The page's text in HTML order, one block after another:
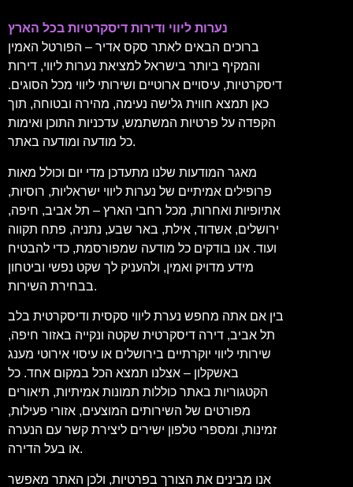
נערות ליווי ודירות דיסקרטיות בכל הארץ
ברוכים הבאים לאתר סקס אדיר – הפורטל האמין
והמקיף ביותר בישראל למציאת נערות ליווי, דירות
דיסקרטיות, עיסויים ארוטיים ושירותי ליווי מכל הסוגים.
כאן תמצא חווית גלישה נעימה, מהירה ובטוחה, תוך
הקפדה על פרטיות המשתמש, עדכניות התוכן ואימות
כל מודעה ומודעה באתר.
מאגר המודעות שלנו מתעדכן מדי יום וכולל מאות
פרופילים אמיתיים של נערות ליווי ישראליות, רוסיות,
אתיופיות ואחרות, מכל רחבי הארץ – תל אביב, חיפה,
ירושלים, אשדוד, אילת, באר שבע, נתניה, פתח תקווה
ועוד. אנו בודקים כל מודעה שמפורסמת, כדי להבטיח
מידע מדויק ואמין, ולהעניק לך שקט נפשי וביטחון
בבחירת השירות.
בין אם אתה מחפש נערת ליווי סקסית ודיסקרטית בלב
תל אביב, דירה דיסקרטית שקטה ונקייה באזור חיפה,
שירותי ליווי יוקרתיים בירושלים או עיסוי אירוטי מענג
באשקלון – אצלנו תמצא הכל במקום אחד. כל
הקטגוריות באתר כוללות תמונות אמיתיות, תיאורים
מפורטים של השירותים המוצעים, אזורי פעילות,
זמינות, ומספרי טלפון ישירים ליצירת קשר עם הנערה
או בעל הדירה.
אנו מבינים את הצורך בפרטיות, ולכן האתר מאפשר